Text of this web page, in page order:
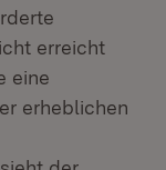
erreicht
eine
erheblichen